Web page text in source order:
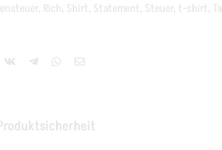
, Rich, Shirt, Statement, Steuer, t-shirt,